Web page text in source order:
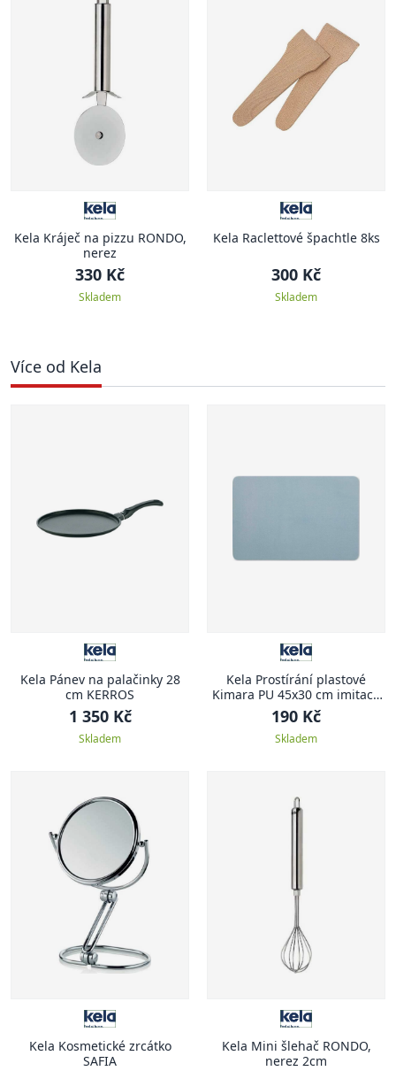
Kela Kráječ na pizzu RONDO,
nerez
330 Kč
Skladem
Kela Raclettové špachtle 8ks
300 Kč
Skladem
Více od Kela
Kela Pánev na palačinky 28
cm KERROS
1 350 Kč
Skladem
Kela Prostírání plastové
Kimara PU 45x30 cm imitace
kůže světle modrá
190 Kč
Skladem
Kela Kosmetické zrcátko
SAFIA
Kela Mini šlehač RONDO,
nerez 2cm